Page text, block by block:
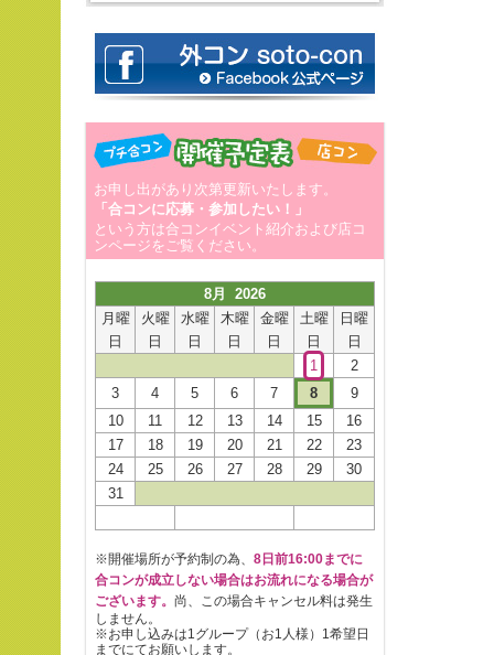
お申し出があり次第更新いたします。
「合コンに応募・参加したい！」
という方は合コンイベント紹介および店コ
ンページをご覧ください。
8月 2026
月曜
日
火曜
日
水曜
日
木曜
日
金曜
日
土曜
日
日曜
日
1
2
3
4 5 6 7 8
9
10
11 12 13 14 15
16
17
18 19 20 21 22
23
24
25 26 27 28 29
30
31
※開催場所が予約制の為、 8日前16:00までに
合コンが成立しない場合はお流れになる場合が
ございます。 尚、この場合キャンセル料は発生
しません。
※お申し込みは1グループ（お1人様）1希望日
までにてお願いします。